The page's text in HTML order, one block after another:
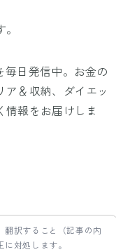
日発信中。お金の
＆収納、ダイエッ
情報をお届けしま
訳すること（記事の内
対処します。